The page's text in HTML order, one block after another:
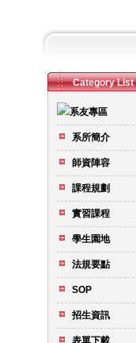
Category List
系所簡介
師資陣容
課程規劃
實習課程
學生園地
法規要點
SOP
招生資訊
表單下載